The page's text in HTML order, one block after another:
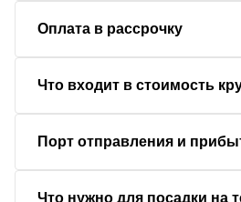
Оплата в рассрочку
Что входит в стоимость
Порт отправления и
Что нужно для посадки на